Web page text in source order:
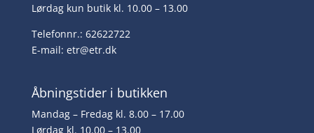
Lørdag kun butik kl. 10.00 – 13.00
Telefonnr.: 62622722
E-mail: etr@etr.dk
Åbningstider i butikken
Mandag – Fredag kl. 8.00 – 17.00
Lørdag kl. 10.00 – 13.00